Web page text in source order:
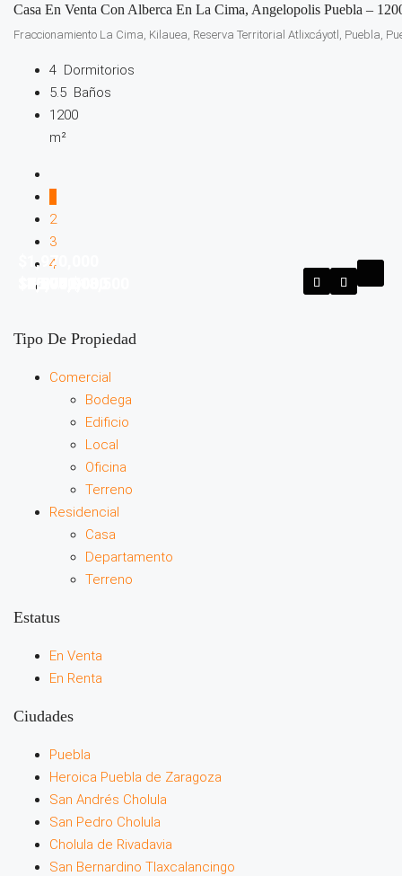
$2,200,000
$7,874,000
$3,696,000
$1,970,000
$3,092,816
$4,200,000
$10,971,000
18,500
$6,900,000
$4,900,000
$25,000,000
Casa En Venta Con Alberca En La Cima, Angelopolis Puebla –
Fraccionamiento La Cima, Kilauea, Reserva Territorial Atlixcáyotl, Puebla,
4 Dormitorios
5.5 Baños
1200
m²
2
3
4
Tipo De Propiedad
Comercial
Bodega
Edificio
Local
Oficina
Terreno
Residencial
Casa
Departamento
Terreno
Estatus
En Venta
En Renta
Ciudades
Puebla
Heroica Puebla de Zaragoza
San Andrés Cholula
San Pedro Cholula
Cholula de Rivadavia
San Bernardino Tlaxcalancingo